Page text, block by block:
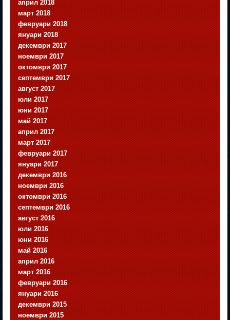
април 2018
март 2018
февруари 2018
януари 2018
декември 2017
ноември 2017
октомври 2017
септември 2017
август 2017
юли 2017
юни 2017
май 2017
април 2017
март 2017
февруари 2017
януари 2017
декември 2016
ноември 2016
октомври 2016
септември 2016
август 2016
юли 2016
юни 2016
май 2016
април 2016
март 2016
февруари 2016
януари 2016
декември 2015
ноември 2015